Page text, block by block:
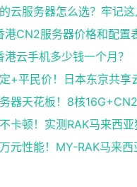
港CN2服务器价格和配置
云手机多少钱一个月？